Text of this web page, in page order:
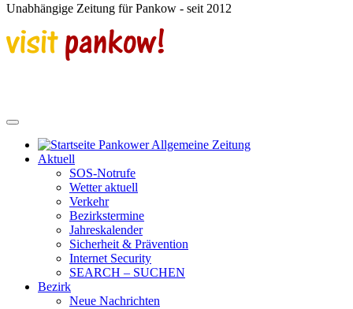
Unabhängige Zeitung für Pankow - seit 2012
Aktuell
SOS-Notrufe
Wetter aktuell
Verkehr
Bezirkstermine
Jahreskalender
Sicherheit & Prävention
Internet Security
SEARCH – SUCHEN
Bezirk
Neue Nachrichten